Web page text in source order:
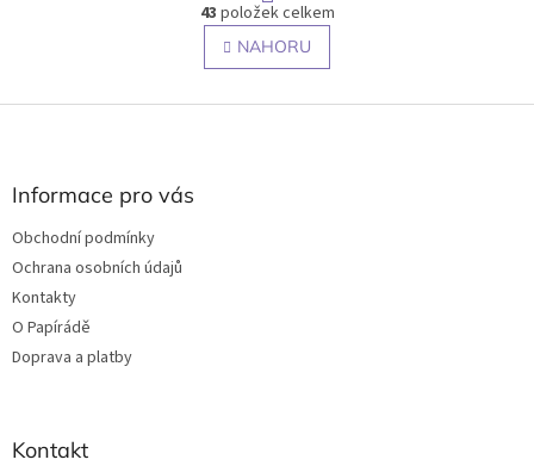
O
v
l
r
á
n
k
v
43 položek celkem
NAHORU
Z
Informace pro vás
Obchodní podmínky
Ochrana osobních údajů
Kontakty
O Papírádě
Doprava a platby
Kontakt